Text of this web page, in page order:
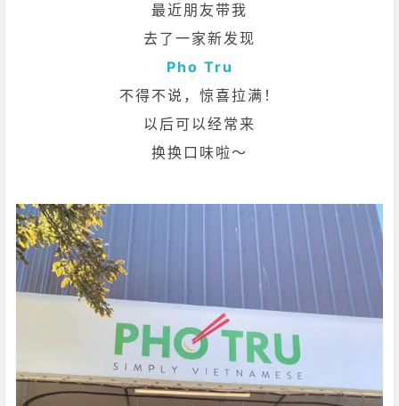
最近朋友带我
去了一家新发现
Pho Tru
不得不说，惊喜拉满！
以后可以经常来
换换口味啦～